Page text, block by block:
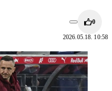
0
2026.05.18. 10:58